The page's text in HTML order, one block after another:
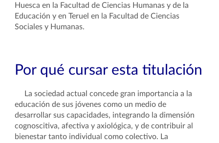
Huesca en la Facultad de Ciencias Humanas y de la
Educación y en Teruel en la Facultad de Ciencias
Sociales y Humanas.
Por qué cursar esta titulación
La sociedad actual concede gran importancia a la
educación de sus jóvenes como un medio de
desarrollar sus capacidades, integrando la dimensión
cognoscitiva, afectiva y axiológica, y de contribuir al
bienestar tanto individual como colectivo. La